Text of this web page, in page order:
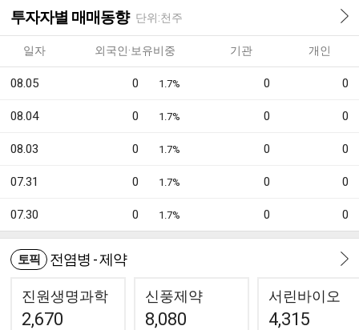
투자자별 매매동향 단위:천주
일자 외국인·보유비중 기관 개인
08.05 0 1.7% 0 0
08.04 0 1.7% 0 0
08.03 0 1.7% 0 0
07.31 0 1.7% 0 0
07.30 0 1.7% 0 0
토픽 전염병 - 제약
진원생명과학
2,670
신풍제약
8,080
서린바이오
4,315